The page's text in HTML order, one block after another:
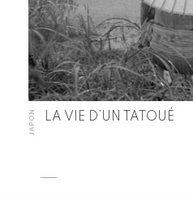
JAPON LA VIE D’UN TATOUÉ